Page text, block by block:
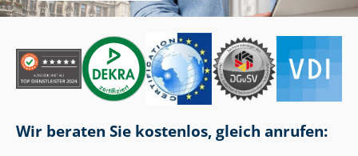
Wir beraten Sie kostenlos, gleich anrufen: